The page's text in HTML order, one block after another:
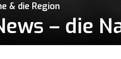
& die Region
– die